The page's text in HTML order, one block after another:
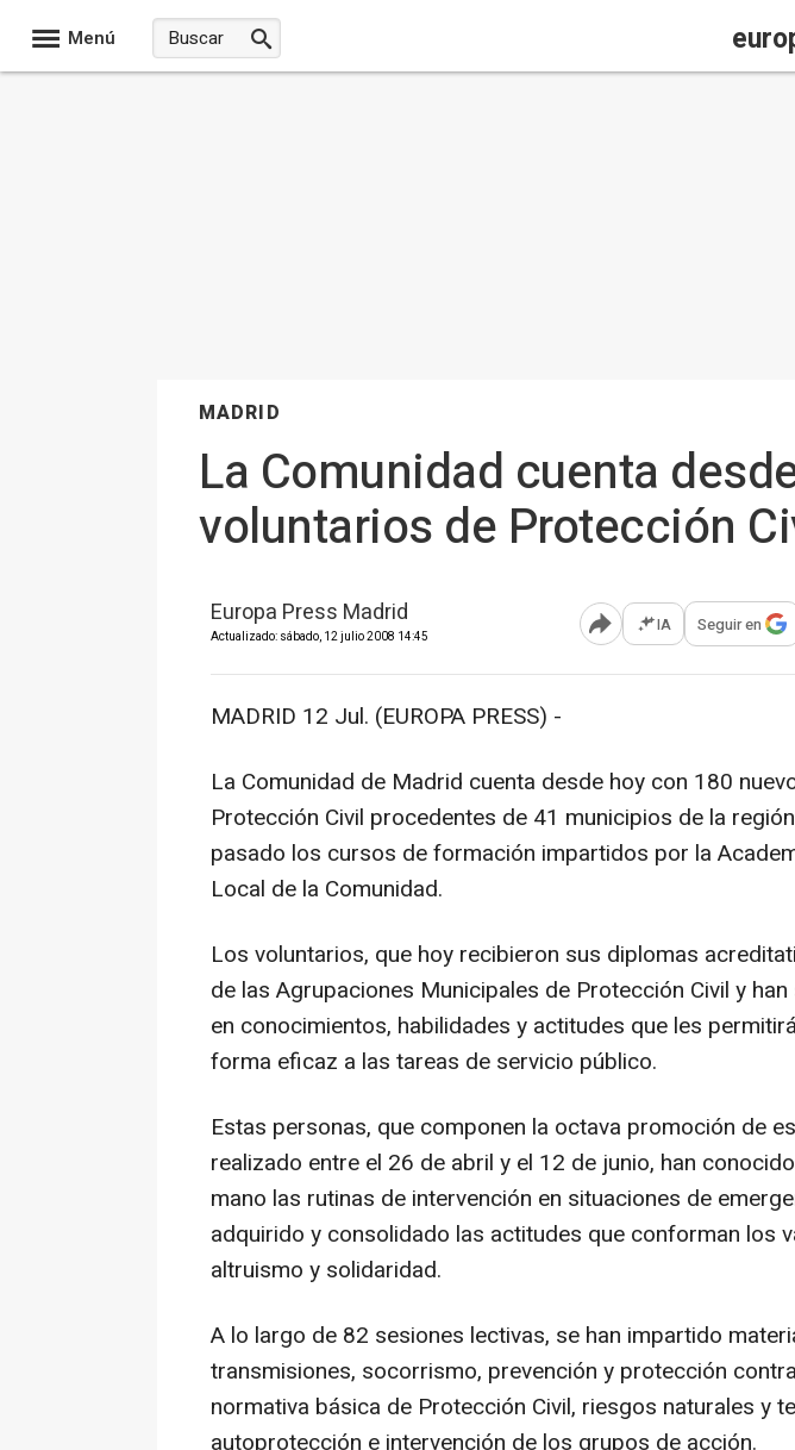
Menú
MADRID
La Comunidad cuenta
voluntarios de Protección
Europa Press Madrid
Actualizado: sábado, 12 julio 2008 14:45 Abrir opciones para compartir
IA Seguir en
MADRID 12 Jul. (EUROPA PRESS) -
La Comunidad de Madrid cuenta desde hoy con 180
Protección Civil procedentes de 41 municipios de la
pasado los cursos de formación impartidos por la
Local de la Comunidad.
Los voluntarios, que hoy recibieron sus diplomas
de las Agrupaciones Municipales de Protección Civil y
en conocimientos, habilidades y actitudes que les
forma eficaz a las tareas de servicio público.
Estas personas, que componen la octava promoción de
realizado entre el 26 de abril y el 12 de junio, han
mano las rutinas de intervención en situaciones de
adquirido y consolidado las actitudes que conforman los
altruismo y solidaridad.
A lo largo de 82 sesiones lectivas, se han impartido
transmisiones, socorrismo, prevención y protección
normativa básica de Protección Civil, riesgos naturales y
autoprotección e intervención de los grupos de acción.